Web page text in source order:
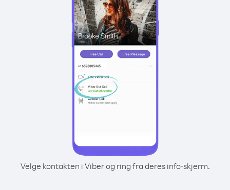
Velge kontakten i Viber og ring fra deres info-skjerm.